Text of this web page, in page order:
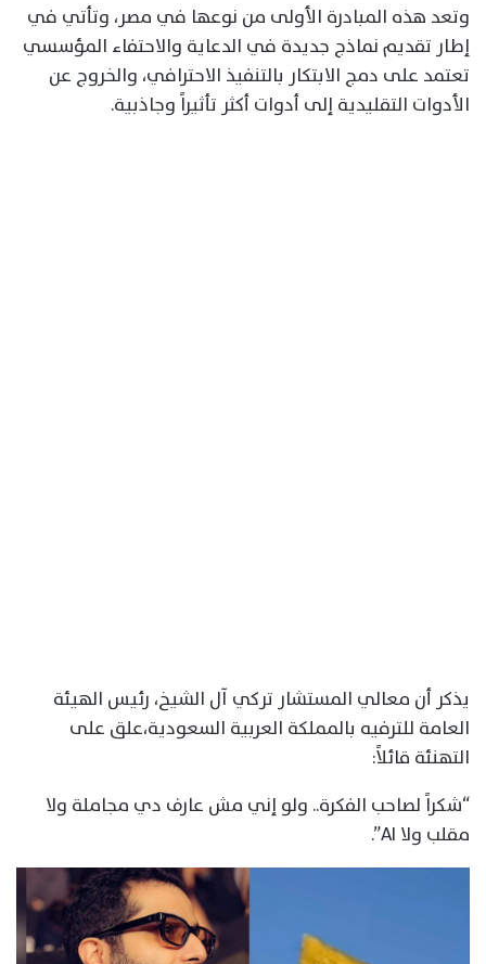
وتعد هذه المبادرة الأولى من نوعها في مصر، وتأتي في
إطار تقديم نماذج جديدة في الدعاية والاحتفاء المؤسسي
تعتمد على دمج الابتكار بالتنفيذ الاحترافي، والخروج عن
الأدوات التقليدية إلى أدوات أكثر تأثيراً وجاذبية.
يذكر أن معالي المستشار تركي آل الشيخ، رئيس الهيئة
العامة للترفيه بالمملكة العربية السعودية،علق على
التهنئة قائلاً:
“شكراً لصاحب الفكرة.. ولو إني مش عارف دي مجاملة ولا
مقلب ولا AI”.